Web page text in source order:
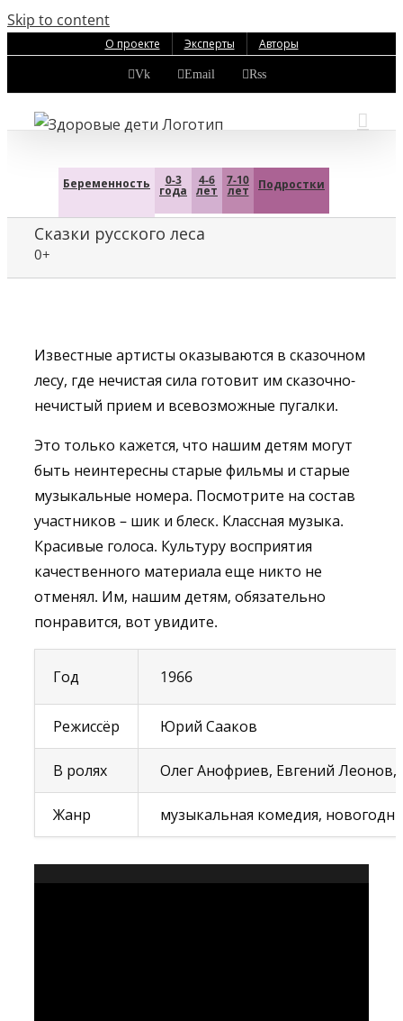
Skip to content
О проекте Эксперты Авторы
Vk Email Rss
Беременность 0-3
года
4-6
лет
7-10
лет Подростки
Сказки русского леса
0+
Известные артисты оказываются в сказочном
лесу, где нечистая сила готовит им сказочно-
нечистый прием и всевозможные пугалки.
Это только кажется, что нашим детям могут
быть неинтересны старые фильмы и старые
музыкальные номера. Посмотрите на состав
участников – шик и блеск. Классная музыка.
Красивые голоса. Культуру восприятия
качественного материала еще никто не
отменял. Им, нашим детям, обязательно
понравится, вот увидите.
Год 1966
Режиссёр Юрий Сааков
В ролях Олег Анофриев, Евгений
Жанр музыкальная комедия,